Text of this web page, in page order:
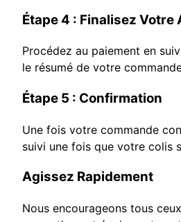
Étape 4 : Finalisez Votre
Procédez au paiement en
le résumé de votre
Étape 5 : Confirmation
Une fois votre commande
suivi une fois que votre colis
Agissez Rapidement
Nous encourageons tous